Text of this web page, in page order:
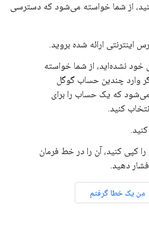
از شما خواسته می‌شود که دسترسی
اینترنتی ارائه شده بروید.
خود نشده‌اید، از شما خواسته
وارد چندین حساب گوگل
می‌شود که یک حساب را برای
کنید.
کپی کنید، آن را در خط فرمان
فشار دهید.
من یک خطا گرفتم